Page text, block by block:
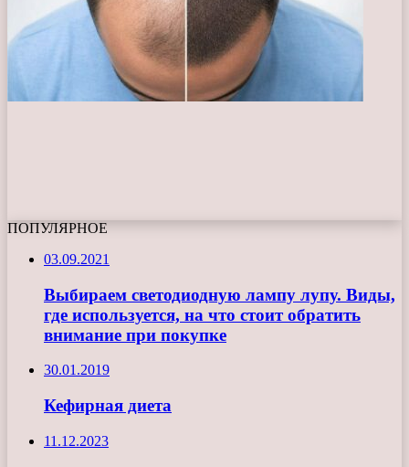
ПОПУЛЯРНОЕ
03.09.2021
Выбираем светодиодную лампу лупу. Виды,
где используется, на что стоит обратить
внимание при покупке
30.01.2019
Кефирная диета
11.12.2023